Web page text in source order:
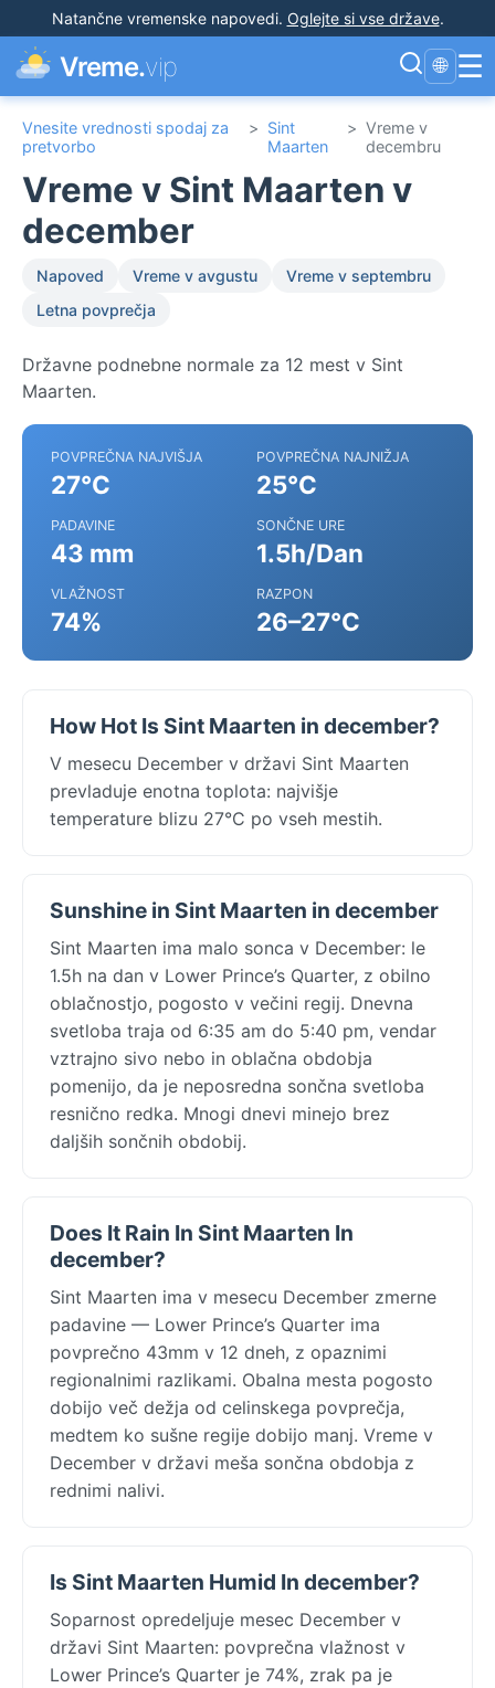
Natančne vremenske napovedi. Oglejte si vse države.
Vreme.vip 🌐 ☰
Vnesite vrednosti spodaj za
pretvorbo
> Sint
Maarten
> Vreme v
decembru
Vreme v Sint Maarten v
december
Napoved Vreme v avgustu
Vreme v septembru
Letna povprečja
Državne podnebne normale za 12 mest v Sint
Maarten.
POVPREČNA NAJVIŠJA
27°C
POVPREČNA NAJNIŽJA
25°C
PADAVINE
43 mm
SONČNE URE
1.5h/Dan
VLAŽNOST
74%
RAZPON
26–27°C
How Hot Is Sint Maarten in december?
V mesecu December v državi Sint Maarten
prevladuje enotna toplota: najvišje
temperature blizu 27°C po vseh mestih.
Sunshine in Sint Maarten in december
Sint Maarten ima malo sonca v December: le
1.5h na dan v Lower Prince’s Quarter, z obilno
oblačnostjo, pogosto v večini regij. Dnevna
svetloba traja od 6:35 am do 5:40 pm, vendar
vztrajno sivo nebo in oblačna obdobja
pomenijo, da je neposredna sončna svetloba
resnično redka. Mnogi dnevi minejo brez
daljših sončnih obdobij.
Does It Rain In Sint Maarten In
december?
Sint Maarten ima v mesecu December zmerne
padavine — Lower Prince’s Quarter ima
povprečno 43mm v 12 dneh, z opaznimi
regionalnimi razlikami. Obalna mesta pogosto
dobijo več dežja od celinskega povprečja,
medtem ko sušne regije dobijo manj. Vreme v
December v državi meša sončna obdobja z
rednimi nalivi.
Is Sint Maarten Humid In december?
Soparnost opredeljuje mesec December v
državi Sint Maarten: povprečna vlažnost v
Lower Prince’s Quarter je 74%, zrak pa je